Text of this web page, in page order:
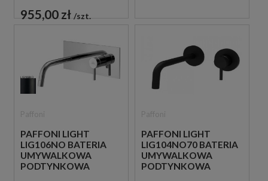
CZARNA
955,00 zł szt.
PAFFONI LIGHT
LIG106NO BATERIA
UMYWALKOWA
PODTYNKOWA
PAFFONI LIGHT
LIG104NO70 BATERIA
UMYWALKOWA
PODTYNKOWA